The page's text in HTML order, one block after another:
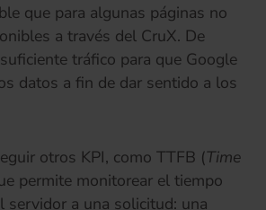
que para algunas páginas no
a través del CruX. De
tráfico para que Google
datos a fin de dar sentido a los
otros KPI, como TTFB (Time
permite monitorear el tiempo
servidor a una solicitud: una